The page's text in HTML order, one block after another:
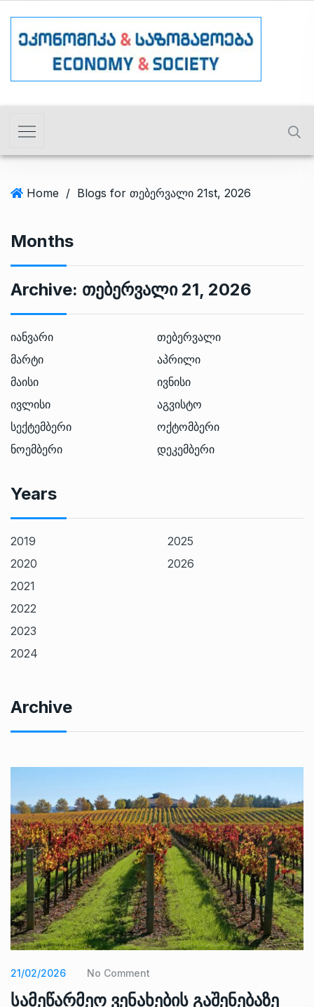
Home / Blogs for თებერვალი 21st, 2026
Months
Archive: Თებერვალი 21, 2026
იანვარი
თებერვალი
მარტი
აპრილი
მაისი
ივნისი
ივლისი
აგვისტო
სექტემბერი
ოქტომბერი
ნოემბერი
დეკემბერი
Years
2019
2020
2021
2022
2023
2024
2025
2026
Archive
21/02/2026 No Comment
სამეწარმეო ვენახების გაშენებაზე